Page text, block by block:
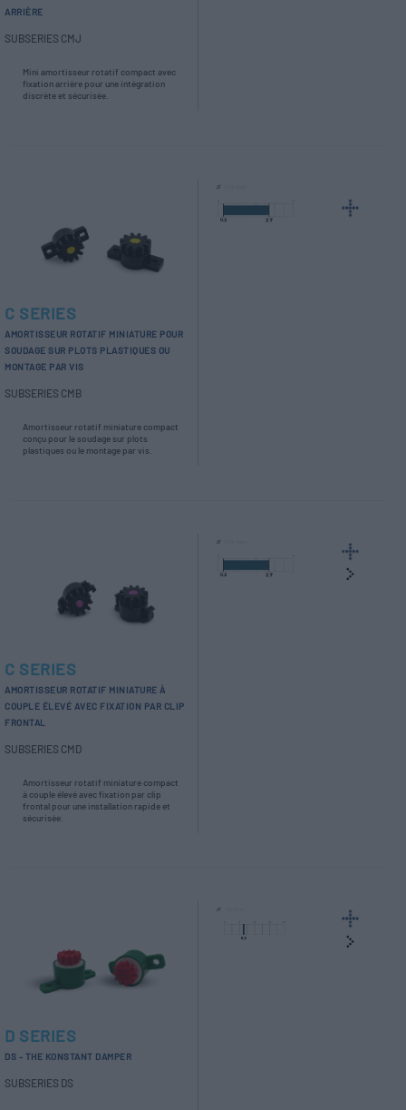
ARRIÈRE
SUBSERIES CMJ
Mini amortisseur rotatif compact avec
fixation arrière pour une intégration
discrète et sécurisée.
C SERIES
AMORTISSEUR ROTATIF MINIATURE POUR
SOUDAGE SUR PLOTS PLASTIQUES OU
MONTAGE PAR VIS
SUBSERIES CMB
Amortisseur rotatif miniature compact
conçu pour le soudage sur plots
plastiques ou le montage par vis.
C SERIES
AMORTISSEUR ROTATIF MINIATURE À
COUPLE ÉLEVÉ AVEC FIXATION PAR CLIP
FRONTAL
SUBSERIES CMD
Amortisseur rotatif miniature compact
à couple élevé avec fixation par clip
frontal pour une installation rapide et
sécurisée.
D SERIES
DS - THE KONSTANT DAMPER
SUBSERIES DS